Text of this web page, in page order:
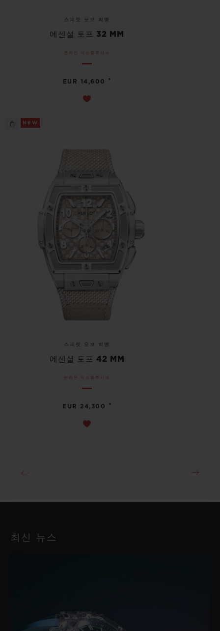
스피릿 오브 빅뱅
에센셜 토프 32 MM
온라인 익스클루시브
EUR 14,600 •
NEW
스피릿 오브 빅뱅
에센셜 토프 42 MM
온라인 익스클루시브
EUR 24,300 •
최신 뉴스